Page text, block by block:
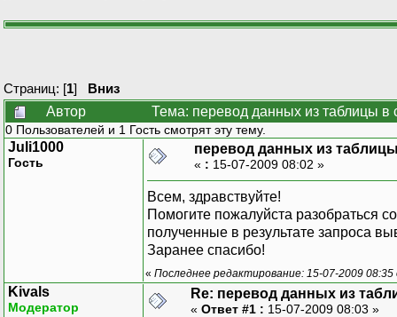
Страниц: [1] Вниз
Автор
Тема: перевод данных из таблицы в
0 Пользователей и 1 Гость смотрят эту тему.
Juli1000
Гость
перевод данных из
« : 15-07-2009 08:02 »
Всем, здравствуйте!
Помогите пожалуйста разобраться
полученные в результате запроса
Заранее спасибо!
« Последнее редактирование: 15-07-2009
Kivals
Модератор
Re: перевод данных из
« Ответ #1 : 15-07-2009 08:03 »